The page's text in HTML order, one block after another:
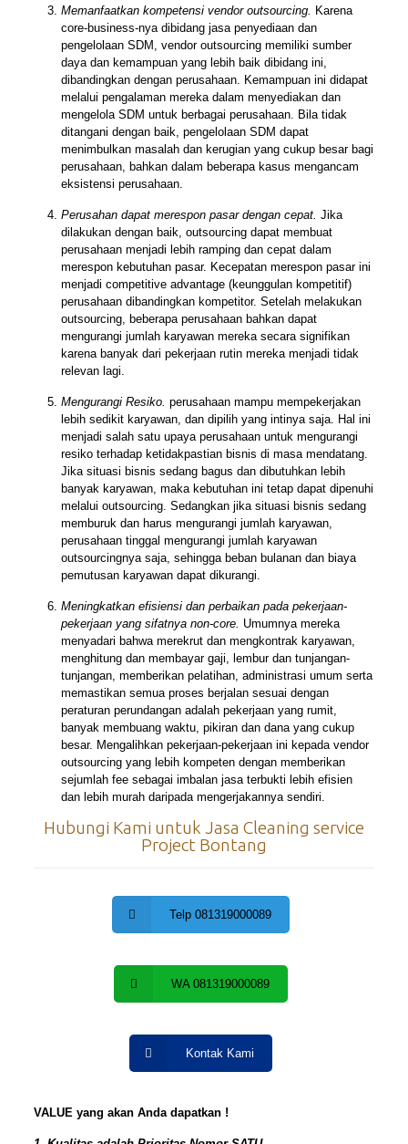
Memanfaatkan kompetensi vendor outsourcing. Karena
core-business-nya dibidang jasa penyediaan dan
pengelolaan SDM, vendor outsourcing memiliki sumber
daya dan kemampuan yang lebih baik dibidang ini,
dibandingkan dengan perusahaan. Kemampuan ini didapat
melalui pengalaman mereka dalam menyediakan dan
mengelola SDM untuk berbagai perusahaan. Bila tidak
ditangani dengan baik, pengelolaan SDM dapat
menimbulkan masalah dan kerugian yang cukup besar bagi
perusahaan, bahkan dalam beberapa kasus mengancam
eksistensi perusahaan.
Perusahan dapat merespon pasar dengan cepat. Jika
dilakukan dengan baik, outsourcing dapat membuat
perusahaan menjadi lebih ramping dan cepat dalam
merespon kebutuhan pasar. Kecepatan merespon pasar ini
menjadi competitive advantage (keunggulan kompetitif)
perusahaan dibandingkan kompetitor. Setelah melakukan
outsourcing, beberapa perusahaan bahkan dapat
mengurangi jumlah karyawan mereka secara signifikan
karena banyak dari pekerjaan rutin mereka menjadi tidak
relevan lagi.
Mengurangi Resiko. perusahaan mampu mempekerjakan
lebih sedikit karyawan, dan dipilih yang intinya saja. Hal ini
menjadi salah satu upaya perusahaan untuk mengurangi
resiko terhadap ketidakpastian bisnis di masa mendatang.
Jika situasi bisnis sedang bagus dan dibutuhkan lebih
banyak karyawan, maka kebutuhan ini tetap dapat dipenuhi
melalui outsourcing. Sedangkan jika situasi bisnis sedang
memburuk dan harus mengurangi jumlah karyawan,
perusahaan tinggal mengurangi jumlah karyawan
outsourcingnya saja, sehingga beban bulanan dan biaya
pemutusan karyawan dapat dikurangi.
Meningkatkan efisiensi dan perbaikan pada pekerjaan-
pekerjaan yang sifatnya non-core. Umumnya mereka
menyadari bahwa merekrut dan mengkontrak karyawan,
menghitung dan membayar gaji, lembur dan tunjangan-
tunjangan, memberikan pelatihan, administrasi umum serta
memastikan semua proses berjalan sesuai dengan
peraturan perundangan adalah pekerjaan yang rumit,
banyak membuang waktu, pikiran dan dana yang cukup
besar. Mengalihkan pekerjaan-pekerjaan ini kepada vendor
outsourcing yang lebih kompeten dengan memberikan
sejumlah fee sebagai imbalan jasa terbukti lebih efisien
dan lebih murah daripada mengerjakannya sendiri.
Hubungi Kami untuk Jasa Cleaning service
Project Bontang
Telp 081319000089
WA 081319000089
Kontak Kami
VALUE yang akan Anda dapatkan !